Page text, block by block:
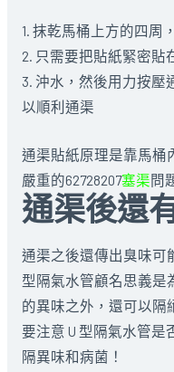
1. 抹乾馬桶上方的四周
2. 只需要把貼紙緊密貼
3. 沖水，然後用力按壓
以順利通渠
通渠貼紙原理是靠馬桶
嚴重的62728207塞渠問
通渠後還
通渠之後還傳出臭味可
型隔氣水管顧名思義是
的異味之外，還可以隔
要注意 U 型隔氣水管
隔異味和病菌！